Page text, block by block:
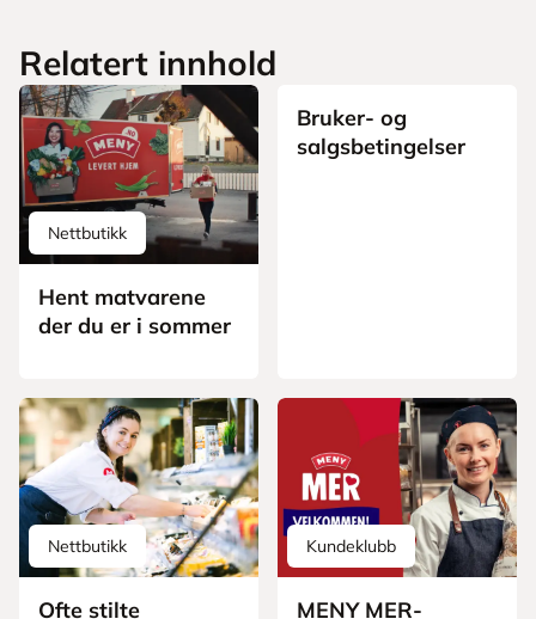
Relatert innhold
Nettbutikk
Hent matvarene
der du er i sommer
Bruker- og
salgsbetingelser
Nettbutikk
Ofte stilte
Kundeklubb
MENY MER-